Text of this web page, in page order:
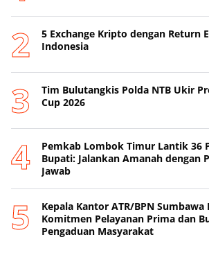
5 Exchange Kripto dengan Return
Indonesia
Tim Bulutangkis Polda NTB Ukir
Cup 2026
Pemkab Lombok Timur Lantik 36
Bupati: Jalankan Amanah dengan
Jawab
Kepala Kantor ATR/BPN Sumbawa
Komitmen Pelayanan Prima dan
Pengaduan Masyarakat